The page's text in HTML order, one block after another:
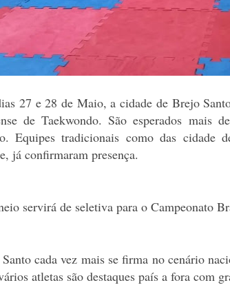
27 e 28 de Maio, a cidade de Brejo
de Taekwondo. São esperados mais
Equipes tradicionais como das cidade
já confirmaram presença.
servirá de seletiva para o Campeonato
cada vez mais se firma no cenário
atletas são destaques país a fora com